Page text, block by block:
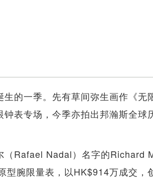
的一季。先有草间弥生画作《无
表专场，今季亦拍出邦瀚斯全球
（Rafael Nadal）名字的Richard
腕限量表，以HK$914万成交，